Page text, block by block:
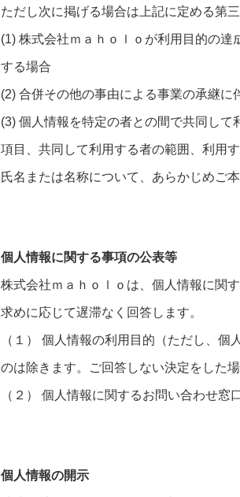
ただし次に掲げる場合は上記に定める第
(1) 株式会社ｍａｈｏｌｏが利用目的の
する場合
(2) 合併その他の事由による事業の承継に
(3) 個人情報を特定の者との間で共同し
項目、共同して利用する者の範囲、利用
氏名または名称について、あらかじめご
個人情報に関する事項の公表等
株式会社ｍａｈｏｌｏは、個人情報に関
求めに応じて遅滞なく回答します。
（１） 個人情報の利用目的（ただし、
のは除きます。ご回答しない決定をした
（２） 個人情報に関するお問い合わせ窓
個人情報の開示